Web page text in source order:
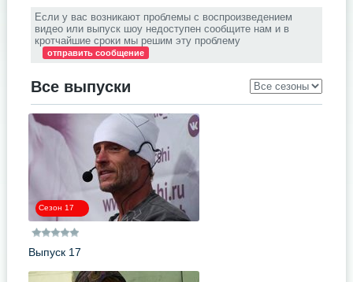
Если у вас возникают проблемы с воспроизведением
видео или выпуск шоу недоступен сообщите нам и в
кротчайшие сроки мы решим эту проблему
отправить сообщение
Все выпуски
Сезон 17
Выпуск 17